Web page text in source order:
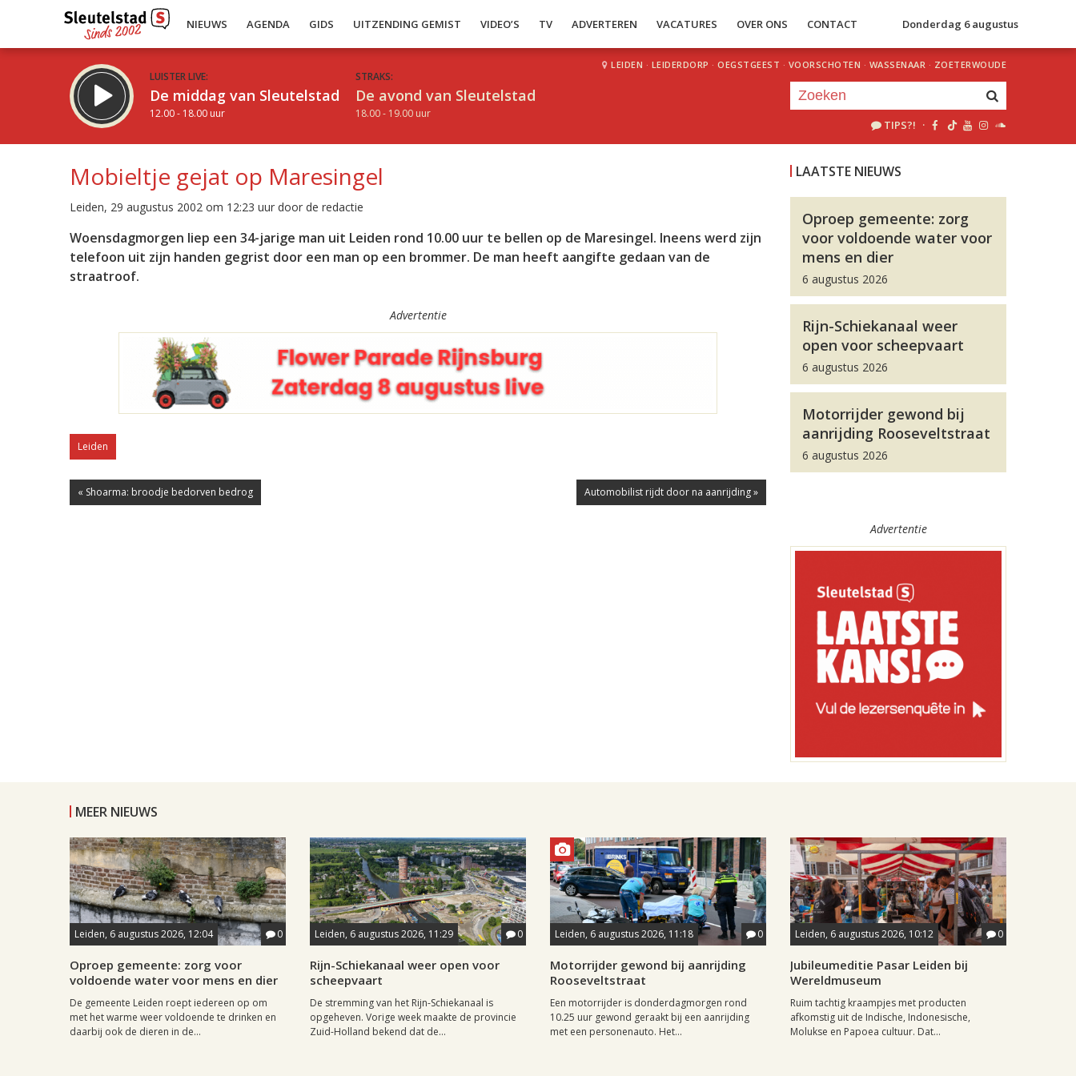
NIEUWS AGENDA GIDS UITZENDING GEMIST VIDEO’S TV ADVERTEREN VACATURES OVER ONS CONTACT Donderdag 6 augustus
LUISTER LIVE:
De middag van Sleutelstad
12.00 - 18.00 uur
STRAKS:
De avond van Sleutelstad
18.00 - 19.00 uur
LEIDEN · LEIDERDORP · OEGSTGEEST · VOORSCHOTEN · WASSENAAR · ZOETERWOUDE
TIPS?! ·
Inklappen
Mobieltje gejat op Maresingel
Leiden, 29 augustus 2002 om 12:23 uur door de redactie
Woensdagmorgen liep een 34-jarige man uit Leiden rond 10.00 uur te bellen op de Maresingel. Ineens werd zijn
telefoon uit zijn handen gegrist door een man op een brommer. De man heeft aangifte gedaan van de
straatroof.
Advertentie
Leiden
« Shoarma: broodje bedorven bedrog Automobilist rijdt door na aanrijding »
LAATSTE NIEUWS
Oproep gemeente: zorg
voor voldoende water voor
mens en dier
6 augustus 2026
Rijn-Schiekanaal weer
open voor scheepvaart
6 augustus 2026
Motorrijder gewond bij
aanrijding Rooseveltstraat
6 augustus 2026
Advertentie
MEER NIEUWS
Leiden, 6 augustus 2026, 12:04 0
Oproep gemeente: zorg voor
voldoende water voor mens en dier
De gemeente Leiden roept iedereen op om
met het warme weer voldoende te drinken en
daarbij ook de dieren in de...
Leiden, 6 augustus 2026, 11:29 0
Rijn-Schiekanaal weer open voor
scheepvaart
De stremming van het Rijn-Schiekanaal is
opgeheven. Vorige week maakte de provincie
Zuid-Holland bekend dat de...
Leiden, 6 augustus 2026, 11:18 0
Motorrijder gewond bij aanrijding
Rooseveltstraat
Een motorrijder is donderdagmorgen rond
10.25 uur gewond geraakt bij een aanrijding
met een personenauto. Het...
Leiden, 6 augustus 2026, 10:12 0
Jubileumeditie Pasar Leiden bij
Wereldmuseum
Ruim tachtig kraampjes met producten
afkomstig uit de Indische, Indonesische,
Molukse en Papoea cultuur. Dat...